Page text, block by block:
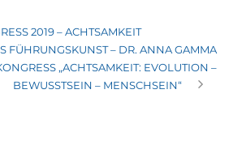
2019 – ACHTSAMKEIT
FÜHRUNGSKUNST – DR. ANNA GAMMA
„ACHTSAMKEIT: EVOLUTION –
BEWUSSTSEIN – MENSCHSEIN“